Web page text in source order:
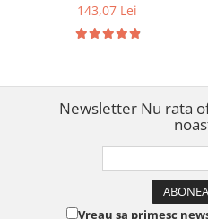
alb, pentru identificare
rafturi, inventariere și
organizare profesională
143,07 Lei
Newsletter Nu rata
Vreau sa primesc